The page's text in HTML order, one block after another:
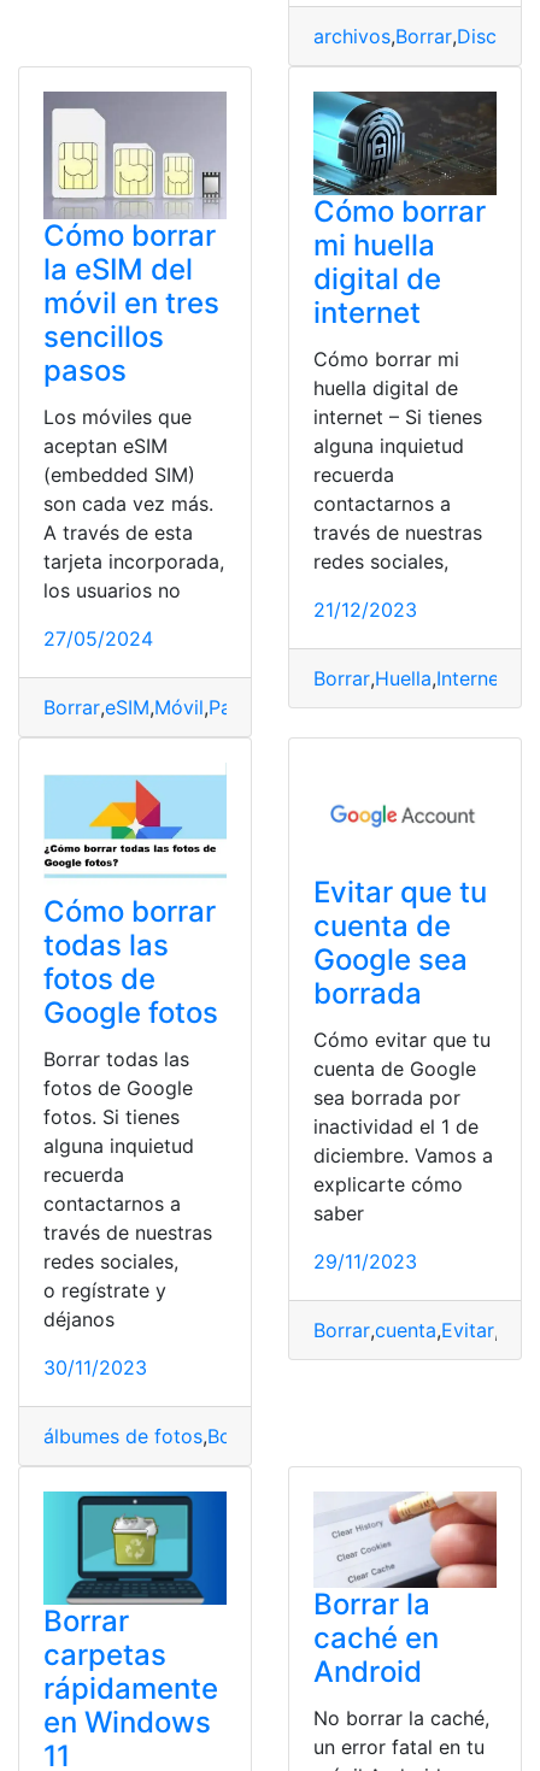
archivos,Borrar,Disco
Cómo borrar
la eSIM del
móvil en tres
sencillos
pasos
Los móviles que
aceptan eSIM
(embedded SIM)
son cada vez más.
A través de esta
tarjeta incorporada,
los usuarios no
27/05/2024
Borrar,eSIM,Móvil,Pasos sencillos,tres
Cómo borrar
mi huella
digital de
internet
Cómo borrar mi
huella digital de
internet – Si tienes
alguna inquietud
recuerda
contactarnos a
través de nuestras
redes sociales,
21/12/2023
Borrar,Huella,Internet
Cómo borrar
todas las
fotos de
Google fotos
Borrar todas las
fotos de Google
fotos. Si tienes
alguna inquietud
recuerda
contactarnos a
través de nuestras
redes sociales,
o regístrate y
déjanos
30/11/2023
álbumes de fotos,Borrar
Evitar que tu
cuenta de
Google sea
borrada
Cómo evitar que tu
cuenta de Google
sea borrada por
inactividad el 1 de
diciembre. Vamos a
explicarte cómo
saber
29/11/2023
Borrar,cuenta,Evitar,
Borrar
carpetas
rápidamente
en Windows
11
Borrar la
caché en
Android
No borrar la caché,
un error fatal en tu